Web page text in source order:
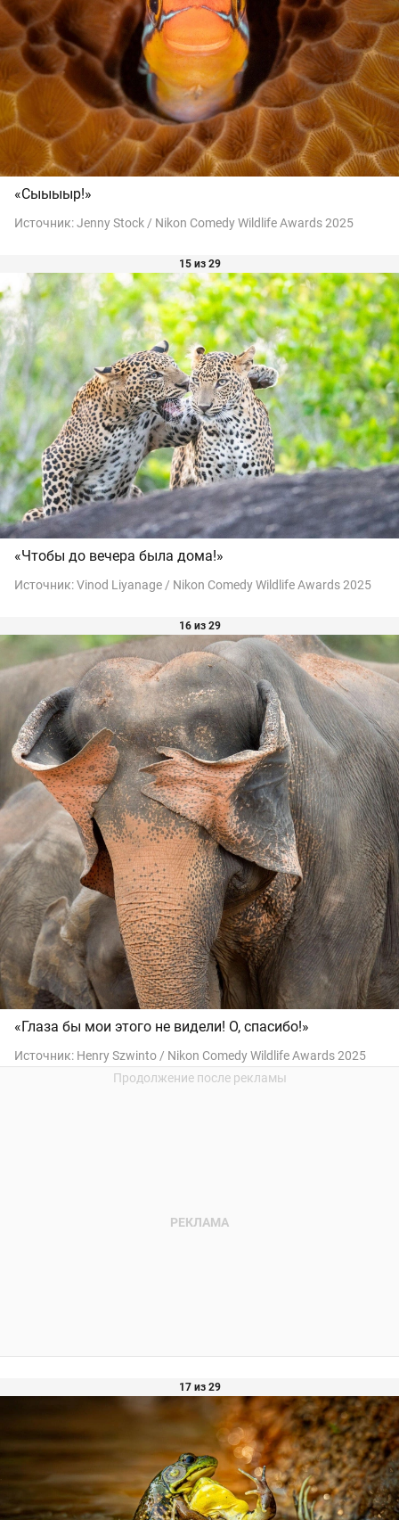
«Сыыыыр!»
Источник:Jenny Stock / Nikon Comedy Wildlife Awards 2025
15 из 29
«Чтобы до вечера была дома!»
Источник:Vinod Liyanage / Nikon Comedy Wildlife Awards 2025
16 из 29
«Глаза бы мои этого не видели! О, спасибо!»
Источник: Henry Szwinto / Nikon Comedy Wildlife Awards 2025
17 из 29